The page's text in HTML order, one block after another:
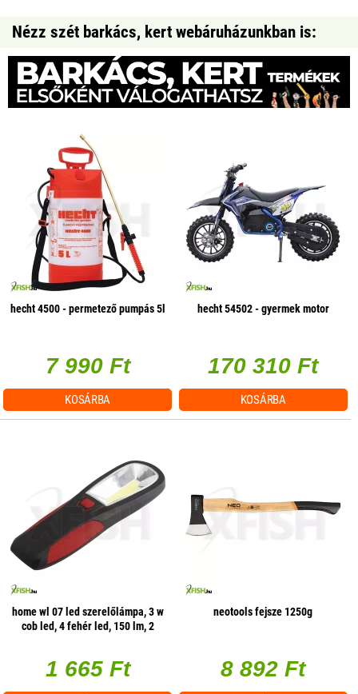
Nézz szét barkács, kert webáruházunkban is:
hecht 4500 - permetező pumpás 5l
7 990 Ft
KOSÁRBA
hecht 54502 - gyermek motor
170 310 Ft
KOSÁRBA
home wl 07 led szerelőlámpa, 3 w
cob led, 4 fehér led, 150 lm, 2
1 665 Ft
neotools fejsze 1250g
8 892 Ft